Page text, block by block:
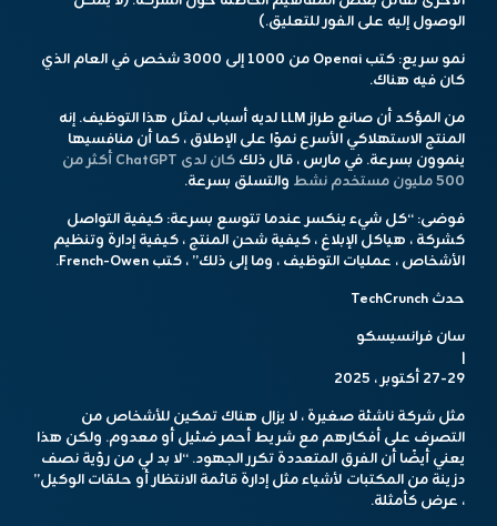
الوصول إليه على الفور للتعليق.)
نمو سريع:
كتب Openai من 1000 إلى 3000 شخص في العام الذي
كان فيه هناك.
من المؤكد أن صانع طراز LLM لديه أسباب لمثل هذا التوظيف. إنه
المنتج الاستهلاكي الأسرع نموًا على الإطلاق ، كما أن منافسيها
ينموون بسرعة. في مارس ، قال ذلك
كان لدى ChatGPT أكثر من
500 مليون مستخدم نشط
والتسلق بسرعة.
فوضى:“كل شيء ينكسر عندما تتوسع بسرعة: كيفية التواصل
كشركة ، هياكل الإبلاغ ، كيفية شحن المنتج ، كيفية إدارة وتنظيم
الأشخاص ، عمليات التوظيف ، وما إلى ذلك” ، كتب French-Owen.
حدث TechCrunch
سان فرانسيسكو
|
27-29 أكتوبر ، 2025
مثل شركة ناشئة صغيرة ، لا يزال هناك تمكين للأشخاص من
التصرف على أفكارهم مع شريط أحمر ضئيل أو معدوم. ولكن هذا
يعني أيضًا أن الفرق المتعددة تكرر الجهود. “لا بد لي من رؤية نصف
دزينة من المكتبات لأشياء مثل إدارة قائمة الانتظار أو حلقات الوكيل”
، عرض كأمثلة.